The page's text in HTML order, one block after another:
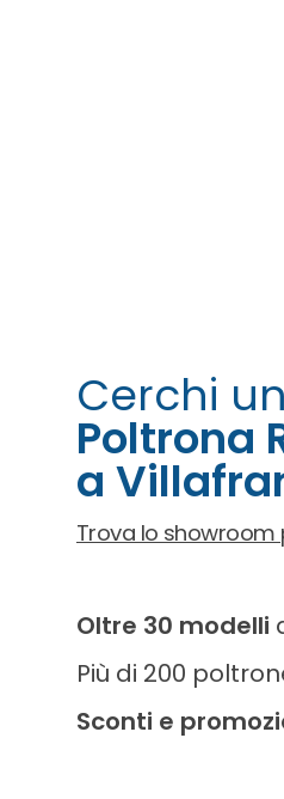
Cerchi
Poltrona
a
Trova lo showroom
Oltre 30 modelli
Più di 200
Sconti e